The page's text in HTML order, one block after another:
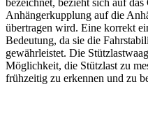
Anhängerkupplung auf die
übertragen wird. Eine korrekt
Bedeutung, da sie die
gewährleistet. Die
Möglichkeit, die Stützlast zu
frühzeitig zu erkennen und zu